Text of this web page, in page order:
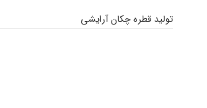
تولید قطره چکان آرایشی